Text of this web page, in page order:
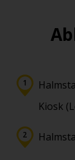
Kiosk